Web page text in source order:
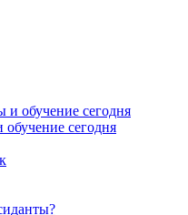
сегодня